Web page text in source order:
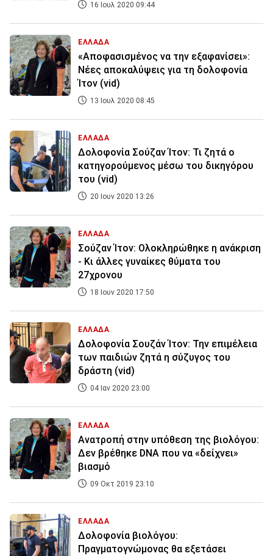
16 Ιουλ 2020 09:44
ΕΛΛΑΔΑ
«Αποφασισμένος να την εξαφανίσει»:
Νέες αποκαλύψεις για τη δολοφονία
Ίτον (vid)
13 Ιουλ 2020 08:45
ΕΛΛΑΔΑ
Δολοφονία Σούζαν Ίτον: Τι ζητά ο
κατηγορούμενος μέσω του δικηγόρου
του (vid)
20 Ιουν 2020 13:26
ΕΛΛΑΔΑ
Σούζαν Ίτον: Ολοκληρώθηκε η ανάκριση
- Κι άλλες γυναίκες θύματα του
27χρονου
18 Ιουν 2020 17:50
ΕΛΛΑΔΑ
Δολοφονία Σουζάν Ίτον: Την επιμέλεια
των παιδιών ζητά η σύζυγος του
δράστη (vid)
04 Ιαν 2020 23:00
ΕΛΛΑΔΑ
Ανατροπή στην υπόθεση της βιολόγου:
Δεν βρέθηκε DNA που να «δείχνει»
βιασμό
09 Οκτ 2019 23:10
ΕΛΛΑΔΑ
Δολοφονία βιολόγου:
Πραγματογνώμονας θα εξετάσει